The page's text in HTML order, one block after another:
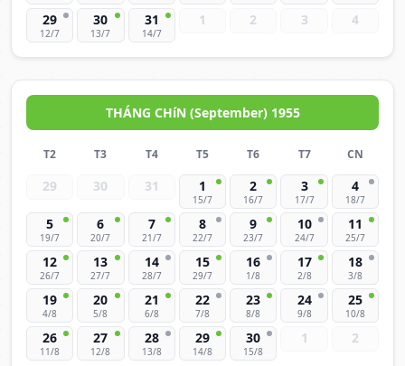
29
12/7
30
13/7
31
14/7
1 2 3 4
THÁNG CHíN (September) 1955
T2 T3 T4 T5 T6 T7 CN
29 30 31 1
15/7
2
16/7
3
17/7
4
18/7
5
19/7
6
20/7
7
21/7
8
22/7
9
23/7
10
24/7
11
25/7
12
26/7
13
27/7
14
28/7
15
29/7
16
1/8
17
2/8
18
3/8
19
4/8
20
5/8
21
6/8
22
7/8
23
8/8
24
9/8
25
10/8
26
11/8
27
12/8
28
13/8
29
14/8
30
15/8
1 2